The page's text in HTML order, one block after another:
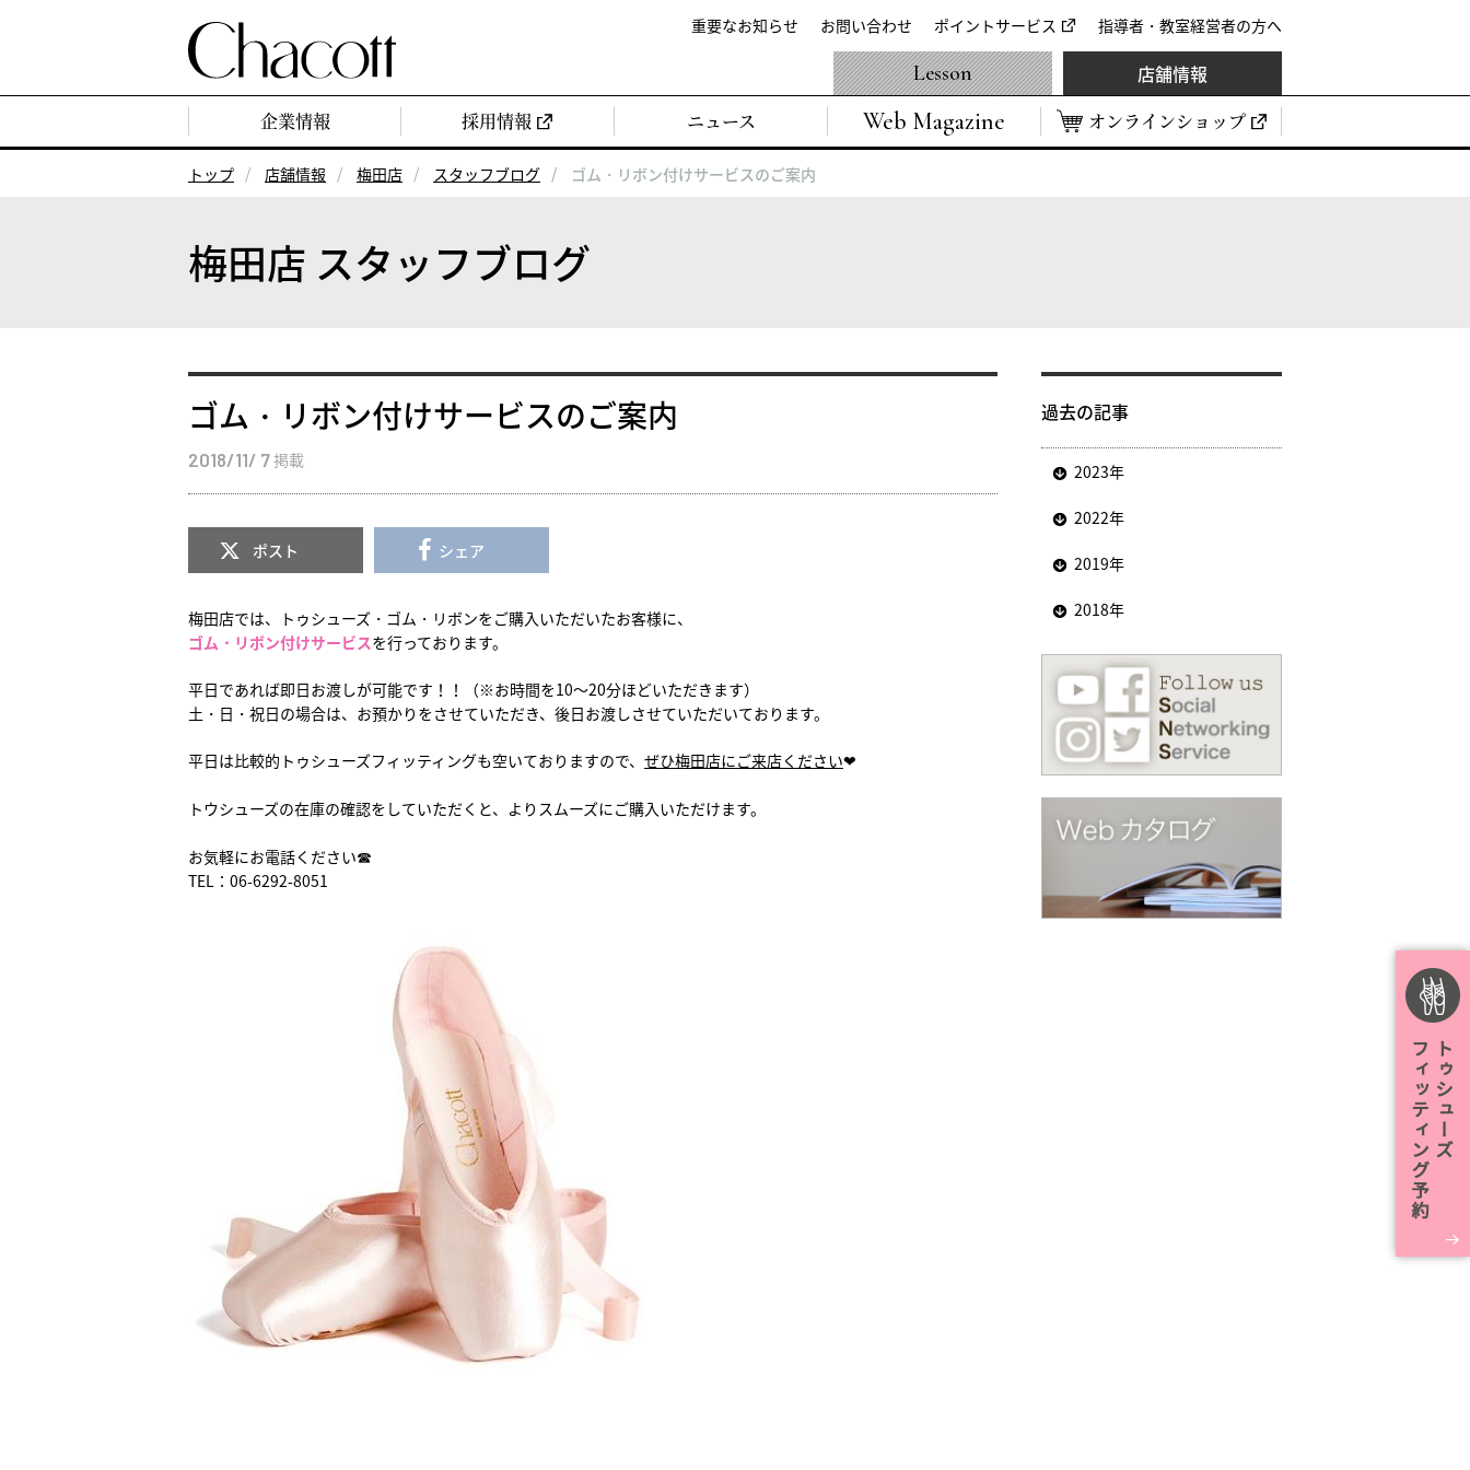
重要なお知らせ お問い合わせ ポイントサービス 指導者・教室経営者の方へ
企業情報 採用情報 ニュース Web Magazine オンラインショップ
Lesson 店舗情報
トップ 店舗情報 梅田店 スタッフブログ ゴム・リボン付けサービスのご案内
梅田店 スタッフブログ
ゴム・リボン付けサービスのご案内
2018/11/ 7掲載
ポスト シェア
梅田店では、トゥシューズ・ゴム・リボンをご購入いただいたお客様に、
ゴム・リボン付けサービスを行っております。
平日であれば即日お渡しが可能です！！（※お時間を10～20分ほどいただきます）
土・日・祝日の場合は、お預かりをさせていただき、後日お渡しさせていただいております。
平日は比較的トゥシューズフィッティングも空いておりますので、 ぜひ梅田店にご来店ください❤
トウシューズの在庫の確認をしていただくと、よりスムーズにご購入いただけます。
お気軽にお電話ください☎
TEL：06-6292-8051
過去の記事
2023年
2022年
2019年
2018年